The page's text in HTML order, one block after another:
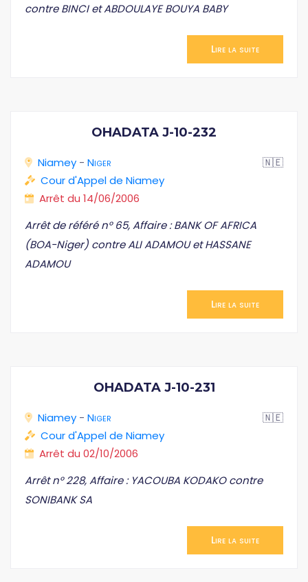
contre BINCI et ABDOULAYE BOUYA BABY
Lire la suite
OHADATA J-10-232
Niamey - Niger
🇳🇪
Cour d'Appel de Niamey
Arrêt du 14/06/2006
Arrêt de référé n° 65, Affaire : BANK OF AFRICA
(BOA-Niger) contre ALI ADAMOU et HASSANE
ADAMOU
Lire la suite
OHADATA J-10-231
Niamey - Niger
🇳🇪
Cour d'Appel de Niamey
Arrêt du 02/10/2006
Arrêt n° 228, Affaire : YACOUBA KODAKO contre
SONIBANK SA
Lire la suite